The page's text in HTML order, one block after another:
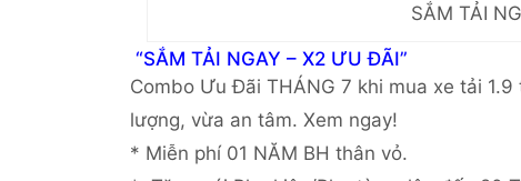
SẮM TẢI
“SẮM TẢI NGAY – X2 ƯU ĐÃI”
Combo Ưu Đãi THÁNG 7 khi mua xe tải
lượng, vừa an tâm. Xem ngay!
* Miễn phí 01 NĂM BH thân vỏ.